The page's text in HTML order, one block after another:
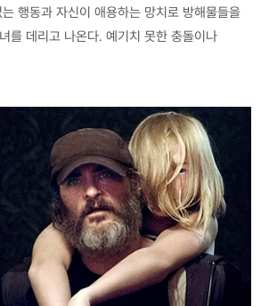
행동과 자신이 애용하는 망치로 방해물들을
를 데리고 나온다. 예기치 못한 충돌이나